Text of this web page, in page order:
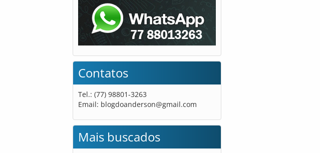
Contatos
Tel.: (77) 98801-3263
Email: blogdoanderson@gmail.com
Mais buscados